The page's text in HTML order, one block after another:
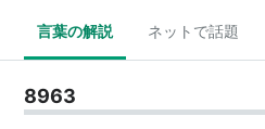
言葉の解説 ネットで話題
8963